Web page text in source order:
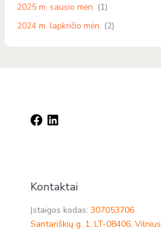
2025 m. sausio mėn. (1)
2024 m. lapkričio mėn. (2)
Kontaktai
Įstaigos kodas: 307053706
Santariškių g. 1, LT-08406, Vilnius